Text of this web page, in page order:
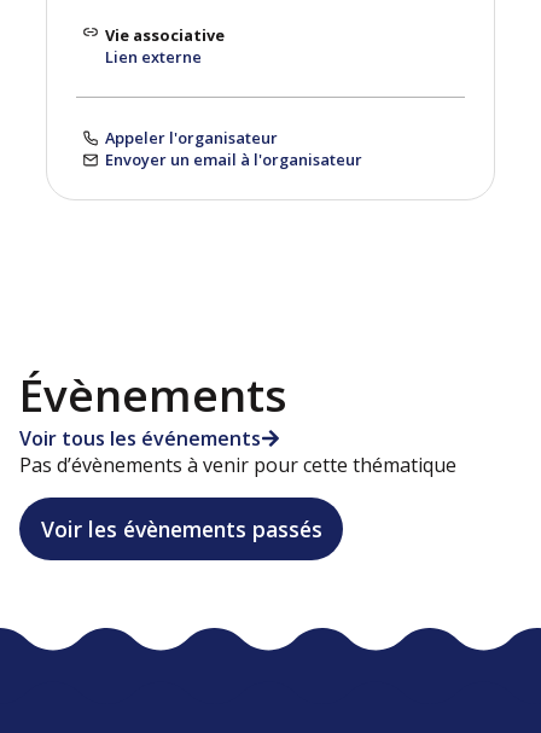
Vie associative
Lien externe
Appeler l'organisateur
Envoyer un email à l'organisateur
Évènements
Voir tous les événements
Pas d’évènements à venir pour cette thématique
Voir les évènements passés